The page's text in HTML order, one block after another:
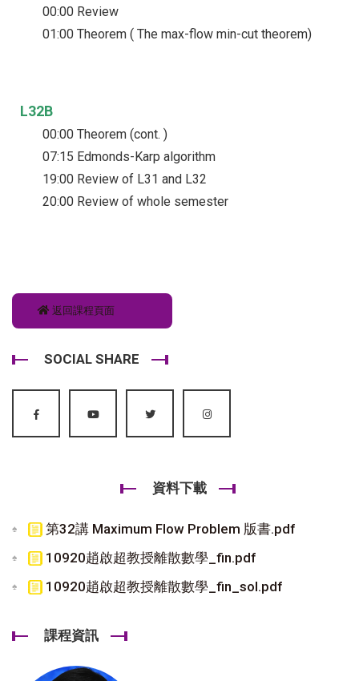
00:00 Review
01:00 Theorem ( The max-flow min-cut theorem)
L32B
00:00 Theorem (cont. )
07:15 Edmonds-Karp algorithm
19:00 Review of L31 and L32
20:00 Review of whole semester
返回課程頁面
SOCIAL SHARE
資料下載
第32講 Maximum Flow Problem 版書.pdf
10920趙啟超教授離散數學_fin.pdf
10920趙啟超教授離散數學_fin_sol.pdf
課程資訊